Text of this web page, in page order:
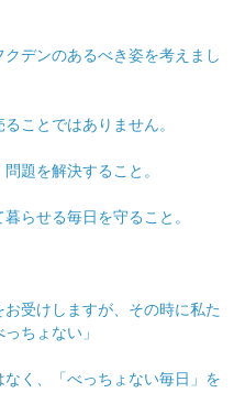
デンのあるべき姿を考えまし
ことではありません。
題を解決すること。
らせる毎日を守ること。
受けしますが、その時に私た
ちょない」
く、「べっちょない毎日」を